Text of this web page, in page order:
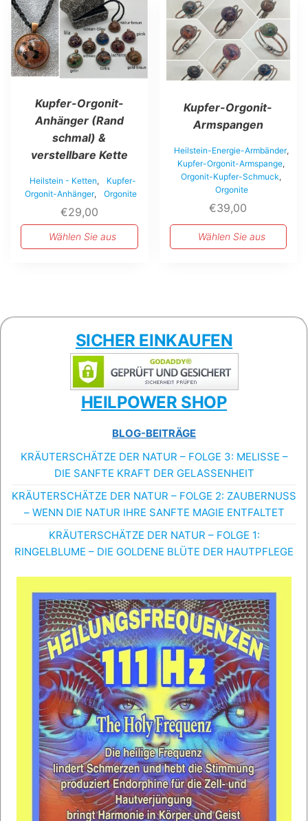
Kupfer-Orgonit-
Anhänger (Rand
schmal) &
verstellbare Kette
Heilstein - Ketten,
Kupfer-
Orgonit-Anhänger, Orgonite
€29,00
Wählen Sie aus
Produkt
weist
mehrere
Varianten
auf.
Die
können
Produktseite
gewählt
Kupfer-Orgonit-
Armspangen
Heilstein-Energie-Armbänder,
Kupfer-Orgonit-Armspange,
Orgonit-Kupfer-Schmuck,
Orgonite
€39,00
Wählen Sie aus
Produkt
weist
mehrere
Varianten
auf.
können
gewählt
werden
SICHER EINKAUFEN
HEILPOWER SHOP
BLOG-BEITRÄGE
KRÄUTERSCHÄTZE DER NATUR – FOLGE 3: MELISSE –
DIE SANFTE KRAFT DER GELASSENHEIT
KRÄUTERSCHÄTZE DER NATUR – FOLGE 2: ZAUBERNUSS
– WENN DIE NATUR IHRE SANFTE MAGIE ENTFALTET
KRÄUTERSCHÄTZE DER NATUR – FOLGE 1:
RINGELBLUME – DIE GOLDENE BLÜTE DER HAUTPFLEGE